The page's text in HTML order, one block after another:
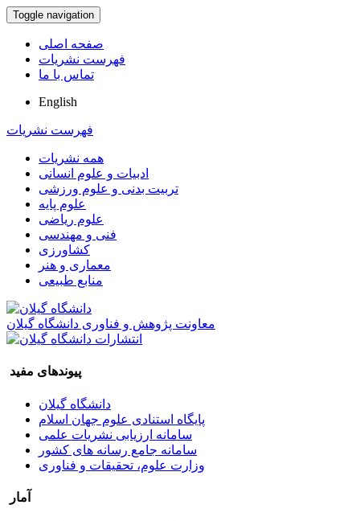
Toggle navigation
صفحه اصلی
فهرست نشریات
تماس با ما
English
فهرست نشریات
همه نشریات
ادبیات و علوم انسانی
تربیت بدنی و علوم ورزشی
علوم پایه
علوم ریاضی
فنی و مهندسی
کشاورزی
معماری و هنر
منابع طبیعی
معاونت پژوهش و فناوری دانشگاه گیلان
پیوندهای مفید
دانشگاه گیلان
پایگاه استنادی علوم جهان اسلام
سامانه ارزیابی نشریات علمی
سامانه جامع رسانه های کشور
وزارت علوم، تحقیقات و فناوری
آمار